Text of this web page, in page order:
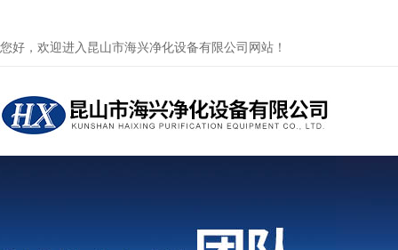
您好，欢迎进入昆山市海兴净化设备有限公司网站！